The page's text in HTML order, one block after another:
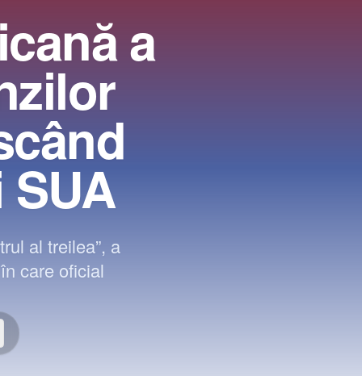
a
al treilea”, a
care oficial